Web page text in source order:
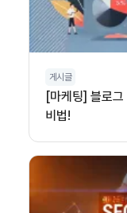
게시글
[마케팅] 블로
비법!